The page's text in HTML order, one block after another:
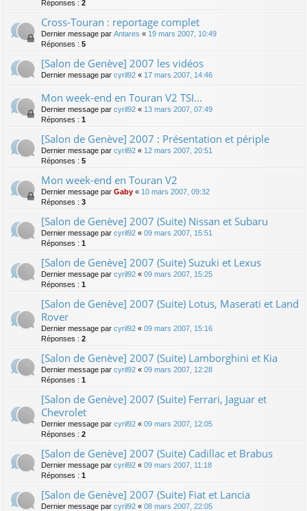
Réponses : 2
Cross-Touran : reportage complet
Dernier message par Antares « 19 mars 2007, 10:49
Réponses : 5
[Salon de Genève] 2007 les vidéos
Dernier message par cyril92 « 17 mars 2007, 14:46
Mon week-end en Touran V2 TSI...
Dernier message par cyril92 « 13 mars 2007, 07:49
Réponses : 1
[Salon de Genève] 2007 : Présentation et périple
Dernier message par cyril92 « 12 mars 2007, 20:51
Réponses : 5
Mon week-end en Touran V2
Dernier message par Gaby « 10 mars 2007, 09:32
Réponses : 3
[Salon de Genève] 2007 (Suite) Nissan et Subaru
Dernier message par cyril92 « 09 mars 2007, 15:51
Réponses : 1
[Salon de Genève] 2007 (Suite) Suzuki et Lexus
Dernier message par cyril92 « 09 mars 2007, 15:25
Réponses : 1
[Salon de Genève] 2007 (Suite) Lotus, Maserati et Land
Rover
Dernier message par cyril92 « 09 mars 2007, 15:16
Réponses : 2
[Salon de Genève] 2007 (Suite) Lamborghini et Kia
Dernier message par cyril92 « 09 mars 2007, 12:28
Réponses : 1
[Salon de Genève] 2007 (Suite) Ferrari, Jaguar et
Chevrolet
Dernier message par cyril92 « 09 mars 2007, 12:05
Réponses : 2
[Salon de Genève] 2007 (Suite) Cadillac et Brabus
Dernier message par cyril92 « 09 mars 2007, 11:18
Réponses : 1
[Salon de Genève] 2007 (Suite) Fiat et Lancia
Dernier message par cyril92 « 08 mars 2007, 22:05